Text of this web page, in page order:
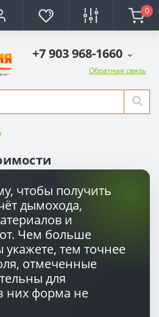
0
+7 903 968-1660
Обратная связь
чтобы получить
дымохода,
и
Чем больше
тем точнее
отмеченные
для
них форма не